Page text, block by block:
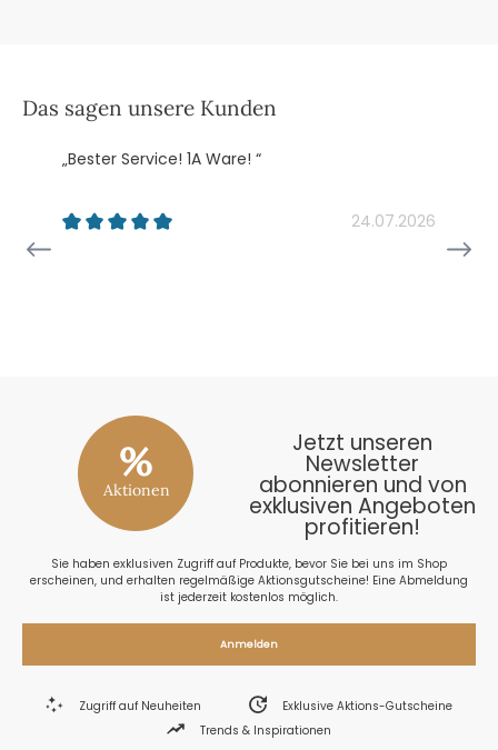
Das sagen unsere Kunden
„Bester Service! 1A Ware! “
24.07.2026
%
Aktionen
Jetzt unseren
Newsletter
abonnieren und von
exklusiven Angeboten
profitieren!
Sie haben exklusiven Zugriff auf Produkte, bevor Sie bei uns im Shop
erscheinen, und erhalten regelmäßige Aktionsgutscheine! Eine Abmeldung
ist jederzeit kostenlos möglich.
Anmelden
Zugriff auf Neuheiten
Exklusive Aktions-Gutscheine
Trends & Inspirationen